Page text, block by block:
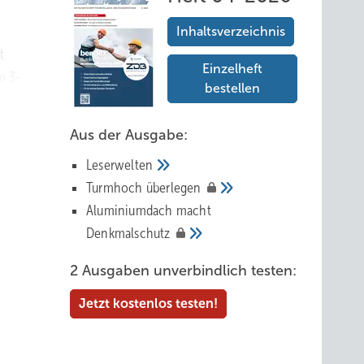
Inhaltsverzeichnis
Einzelheft
bestellen
Aus der Ausgabe:
Leserwelten
Tur mhoch überlegen
Aluminiumdach macht
Denkmalschutz
2 Ausgaben unverbindlich testen:
Jetzt kostenlos testen!